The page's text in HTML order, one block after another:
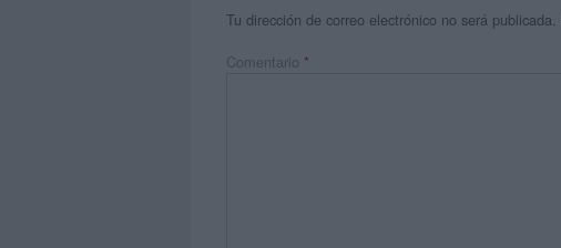
Tu dirección de correo electrónico no será publicada.
Comentario *